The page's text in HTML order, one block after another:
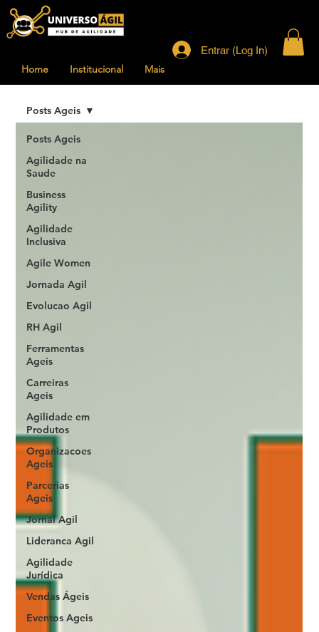
Home Institucional Mais
Entrar (Log In)
Posts Ageis
Agilidade na
Saude
Business
Agility
Agilidade
Inclusiva
Agile Women
Jornada Agil
Evolucao Agil
RH Agil
Ferramentas
Ageis
Carreiras
Ageis
Agilidade em
Produtos
Organizacoes
Ageis
Parcerias
Ageis
Jornal Agil
Lideranca Agil
Agilidade
Jurídica
Vendas Ágeis
Eventos Ageis
Posts Ageis